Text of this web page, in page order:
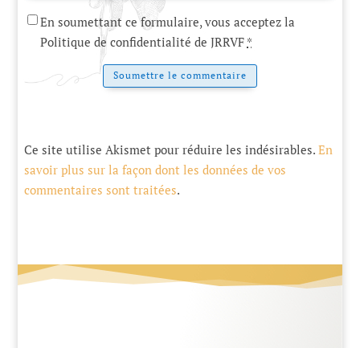
En soumettant ce formulaire, vous acceptez la
Politique de confidentialité de JRRVF *
Soumettre le commentaire
Ce site utilise Akismet pour réduire les indésirables.En
savoir plus sur la façon dont les données de vos
commentaires sont traitées.